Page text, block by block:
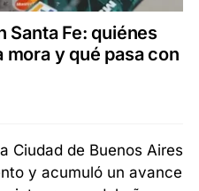
Santa Fe: quiénes
y qué pasa con